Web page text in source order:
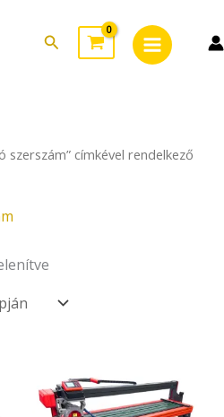
Search
Menu
szerszám” címkével rendelkező
latest